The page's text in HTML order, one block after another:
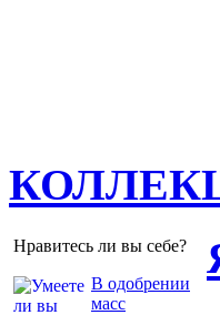
Нравитесь ли вы себе?
В одобрении
масс